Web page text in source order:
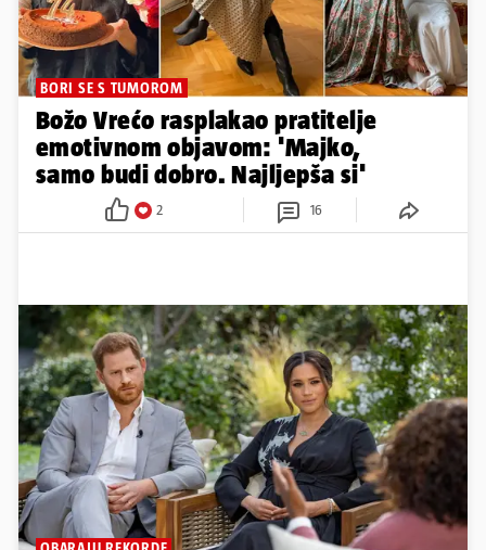
BORI SE S TUMOROM
Božo Vrećo rasplakao pratitelje
emotivnom objavom: 'Majko,
samo budi dobro. Najljepša si'
2 16